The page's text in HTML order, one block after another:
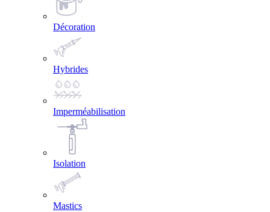
Décoration
Hybrides
Imperméabilisation
Isolation
Mastics